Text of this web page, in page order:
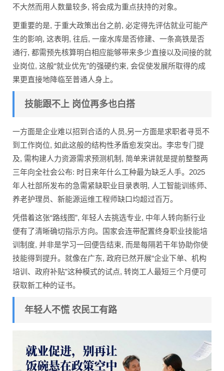
不大然而用人数量较多, 将会成为重点扶持的对象。
更重要的是, 于重大政策出台之前, 必定得先评估就业可能产
生的影响, 这表明, 往后, 一座水库是否修建、一条高铁是否
通行, 都需预先核算明白相应能够带来多少直接以及间接的就
业岗位, 这般“就业优先”的强硬约束, 会促使发展所取得的成
果更直接地降临至普通人身上。
技能跟不上 岗位再多也白搭
一方面是企业难以招到合适的人员,另一方面是求职者寻觅不
到工作岗位, 如此这般的结构性矛盾愈发突出。李忠专门提
及, 需构建人力资源需求预测机制, 简单来讲就是提前整整两
三年向全社会公布: 时日来年什么工种最为缺乏人手。2025
年人社部所发布的急需紧缺职业目录表明, 人工智能训练师、
养老护理员、新能源运维工程师缺口均超过百万。
凭借着这张“路线图”, 年轻人去挑选专业, 中年人转向新行业
便有了清晰确切指示方向。国家会连带配置终身职业技能培
训制度, 并非是学习一回便告结束, 而是每隔若干年协助你使
技能得到提升。就像在广东, 政府已然开展“企业下单、机构
培训、政府补贴”这种模式的试点, 转岗工人最短三个月便可
获取新工种的证书。
年轻人不慌 农民工有路